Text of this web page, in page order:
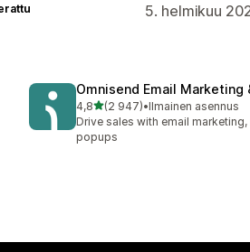
5. helmikuu
Omnisend Email Marketing
4,8/ 5 tähteä
(2 947)
2947 arvostelua yhteensä
•Ilmainen asennus
Drive sales with email
popups